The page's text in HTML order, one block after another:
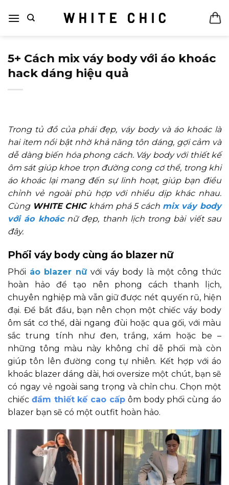
qua
5+ Cách mix váy body với áo khoác
hack dáng hiệu quả
Trong tủ đồ của phái đẹp, váy body và áo khoác là
hai item nổi bật nhờ khả năng tôn dáng, gợi cảm và
dễ dàng biến hóa phong cách. Váy body với thiết kế
ôm sát giúp khoe trọn đường cong cơ thể, trong khi
áo khoác lại mang đến sự linh hoạt, giúp bạn điều
chỉnh vẻ ngoài phù hợp với nhiều dịp khác nhau.
Cùng WHITE CHICkhám phá 5 cách mix váy body
với áo khoácnữ đẹp, thanh lịch trong bài viết sau
đây.
Phối váy body cùng áo blazer nữ
Phối áo blazer nữvới váy body là một công thức
hoàn hảo để tạo nên phong cách thanh lịch,
chuyên nghiệp mà vẫn giữ được nét quyến rũ, hiện
đại. Để bắt đầu, bạn nên chọn một chiếc váy body
ôm sát cơ thể, dài ngang đùi hoặc qua gối, với màu
sắc trung tính như đen, trắng, xám hoặc be –
những tông màu này không chỉ dễ phối mà còn
giúp tôn lên đường cong tự nhiên. Kết hợp với áo
khoác blazer dáng dài, hơi oversize một chút, bạn sẽ
có ngay vẻ ngoài sang trọng và chỉn chu. Chọn một
chiếc đầm thiết kế cao cấp ôm body phối cùng áo
blazer bạn sẽ có một outfit hoàn hảo.